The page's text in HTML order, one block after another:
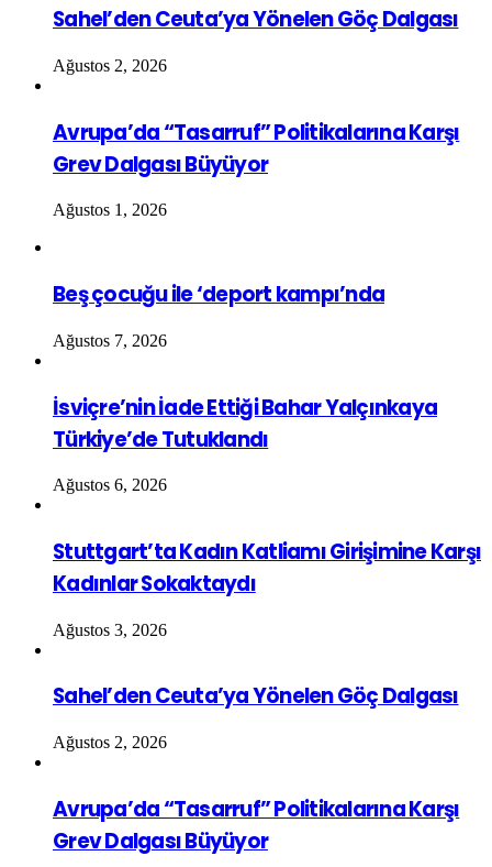
Sahel’den Ceuta’ya Yönelen Göç Dalgası
Ağustos 2, 2026
Avrupa’da “Tasarruf” Politikalarına Karşı
Grev Dalgası Büyüyor
Ağustos 1, 2026
Beş çocuğu ile ‘deport kampı’nda
Ağustos 7, 2026
İsviçre’nin İade Ettiği Bahar Yalçınkaya
Türkiye’de Tutuklandı
Ağustos 6, 2026
Stuttgart’ta Kadın Katliamı Girişimine Karşı
Kadınlar Sokaktaydı
Ağustos 3, 2026
Sahel’den Ceuta’ya Yönelen Göç Dalgası
Ağustos 2, 2026
Avrupa’da “Tasarruf” Politikalarına Karşı
Grev Dalgası Büyüyor